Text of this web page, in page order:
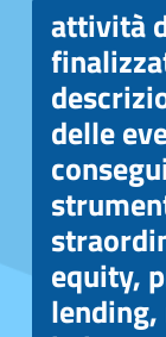
attività
delle
equity,